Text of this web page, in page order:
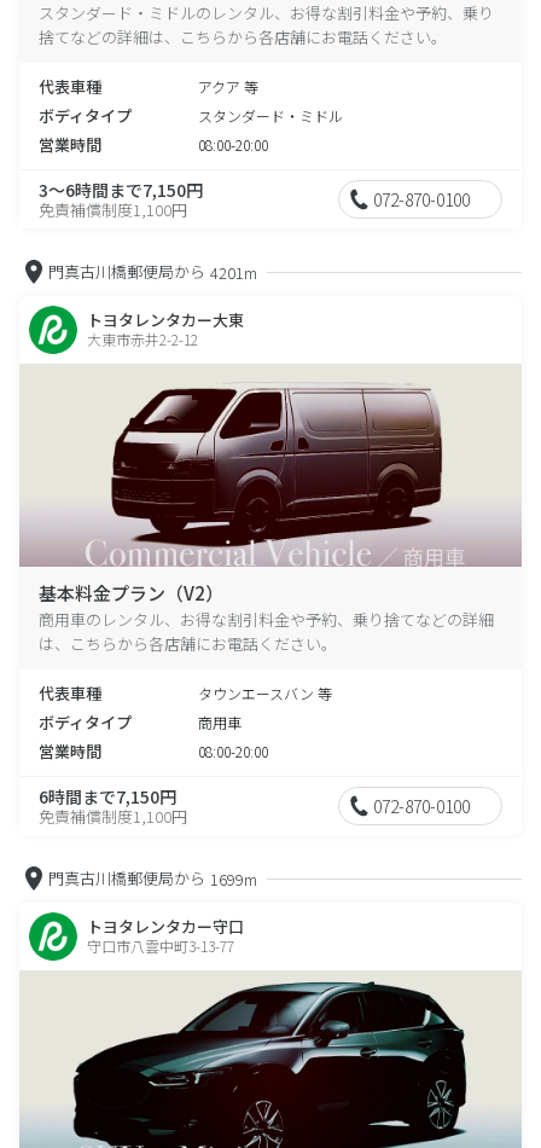
スタンダード・ミドルのレンタル、お得な割引料金や予約、乗り
捨てなどの詳細は、こちらから各店舗にお電話ください。
代表車種 アクア 等
ボディタイプ スタンダード・ミドル
営業時間 08:00-20:00
3～6時間まで7,150円
免責補償制度1,100円 072-870-0100
門真古川橋郵便局から 4201m
トヨタレンタカー大東
大東市赤井2-2-12
基本料金プラン（V2）
商用車のレンタル、お得な割引料金や予約、乗り捨てなどの詳細
は、こちらから各店舗にお電話ください。
代表車種 タウンエースバン 等
ボディタイプ 商用車
営業時間 08:00-20:00
6時間まで7,150円
免責補償制度1,100円 072-870-0100
門真古川橋郵便局から 1699m
トヨタレンタカー守口
守口市八雲中町3-13-77